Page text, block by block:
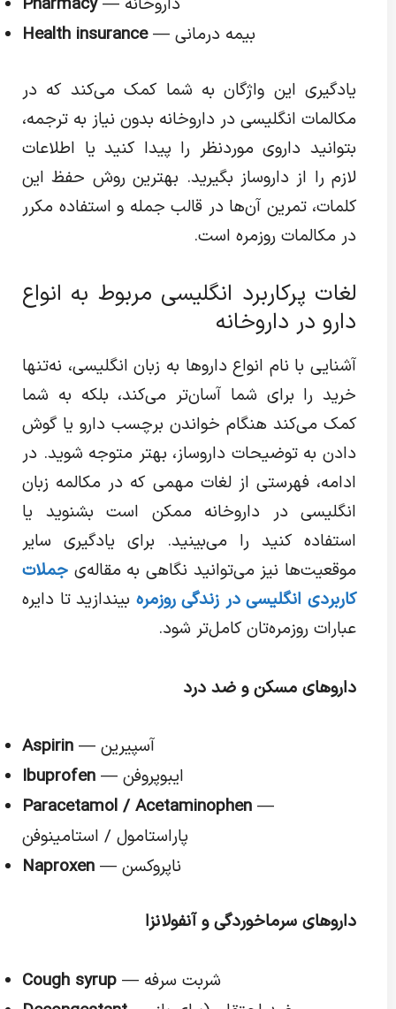
Health insurance
— بیمه درمانی
یادگیری این واژگان به شما کمک می‌کند که در
مکالمات انگلیسی در داروخانه بدون نیاز به ترجمه،
بتوانید داروی موردنظر را پیدا کنید یا اطلاعات
لازم را از داروساز بگیرید. بهترین روش حفظ این
کلمات، تمرین آن‌ها در قالب جمله و استفاده مکرر
در مکالمات روزمره است.
لغات پرکاربرد انگلیسی مربوط به انواع
دارو در داروخانه
آشنایی با نام انواع داروها به زبان انگلیسی، نه‌تنها
خرید را برای شما آسان‌تر می‌کند، بلکه به شما
کمک می‌کند هنگام خواندن برچسب دارو یا گوش
دادن به توضیحات داروساز، بهتر متوجه شوید. در
ادامه، فهرستی از لغات مهمی که در مکالمه زبان
انگلیسی در داروخانه ممکن است بشنوید یا
استفاده کنید را می‌بینید. برای یادگیری سایر
موقعیت‌ها نیز می‌توانید نگاهی به مقاله‌یجملات
کاربردی انگلیسی در زندگی روزمرهبیندازید تا دایره
عبارات روزمره‌تان کامل‌تر شود.
داروهای مسکن و ضد درد
Aspirin
— آسپیرین
Ibuprofen
— ایبوپروفن
Paracetamol / Acetaminophen—
پاراستامول / استامینوفن
Naproxen
— ناپروکسن
داروهای سرماخوردگی و آنفولانزا
Cough syrup
— شربت سرفه